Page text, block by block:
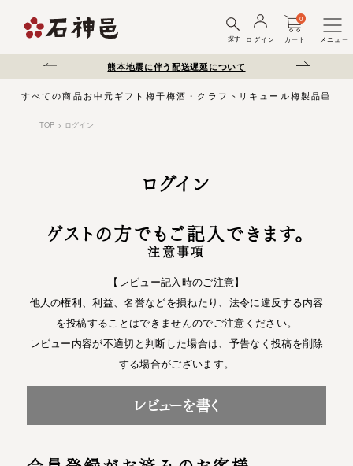
探す ログイン カート
0
メニュー
注意ください。 熊本地震に伴う配送遅延について
すべての商品 お中元 ギフト 梅干梅酒・クラフトリキュール梅製品邑じ
TOP ログイン
ログイン
ゲストの方でもご記入できます。
注意事項
【レビュー記入時のご注意】
他人の権利、利益、名誉などを損ねたり、法令に違反する内容
を投稿することはできませんのでご注意ください。
レビュー内容が不適切と判断した場合は、予告なく投稿を削除
する場合がございます。
レビューを書く